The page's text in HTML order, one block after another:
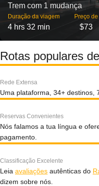
Trem com 1 mudança
Duração da viagem
4 hrs 32 min
Preço de
$73
Rotas populares
Rede Extensa
Uma plataforma, 34+ destinos,
Reservas Convenientes
Nós falamos a tua língua e
pagamento.
Classificação Excelente
Leia avaliações autênticas do
dizem sobre nós.